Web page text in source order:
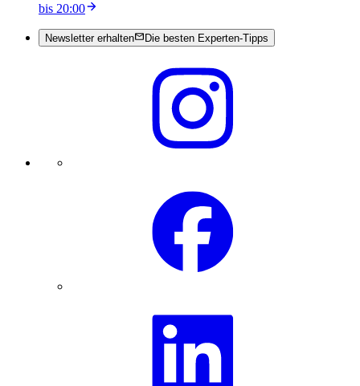
bis 20:00
Newsletter erhalten Die besten Experten-Tipps